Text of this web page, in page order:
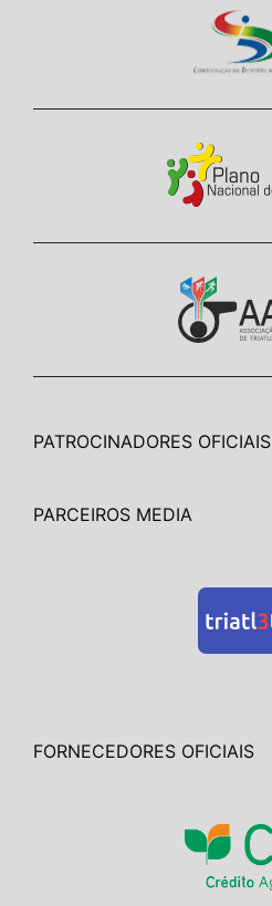
PATROCINADORES OFICIAIS
PARCEIROS MEDIA
FORNECEDORES OFICIAIS